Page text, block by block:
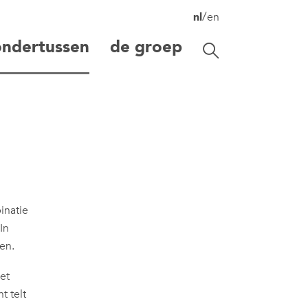
nl/en
Zoekbalk openen/
de groepzoeken
telt